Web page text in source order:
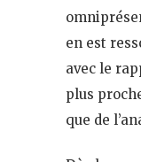
en est
avec le
plus
que de